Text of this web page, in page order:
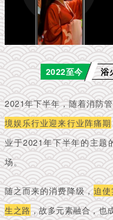
2022至今 浴
2021年下半年，随着消防
境娱乐行业迎来行业阵痛期
业于2021年下半年的主题
场。
随之而来的消费降级，迫
生之路，故多元素融合，也